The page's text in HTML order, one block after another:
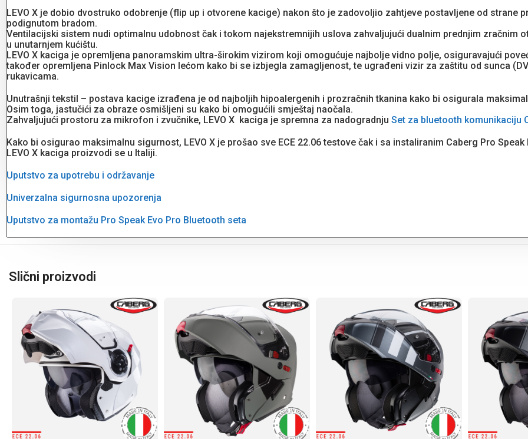
LEVO X je dobio dvostruko odobrenje (flip up i otvorene kacige) nakon što je zadovoljio zahtjeve postavljene od strane
podignutom bradom.
Ventilacijski sistem nudi optimalnu udobnost čak i tokom najekstremnijih uslova zahvaljujući dualnim prednjim zračnim
u unutarnjem kućištu.
LEVO X kaciga je opremljena panoramskim ultra-širokim vizirom koji omogućuje najbolje vidno polje, osiguravajući
također opremljena Pinlock Max Vision lećom kako bi se izbjegla zamagljenost, te ugrađeni vizir za zaštitu od sunca
rukavicama.
Unutrašnji tekstil – postava kacige izrađena je od najboljih hipoalergenih i prozračnih tkanina kako bi osigurala
Osim toga, jastučići za obraze osmišljeni su kako bi omogućili smještaj naočala.
Zahvaljujući prostoru za mikrofon i zvučnike, LEVO X kaciga je spremna za nadogradnju Set za bluetooth komunikaciju
Kako bi osigurao maksimalnu sigurnost, LEVO X je prošao sve ECE 22.06 testove čak i sa instaliranim Caberg Pro Speak
LEVO X kaciga proizvodi se u Italiji.
Uputstvo za upotrebu i održavanje
Univerzalna sigurnosna upozorenja
Uputstvo za montažu Pro Speak Evo Pro Bluetooth seta
Slični proizvodi